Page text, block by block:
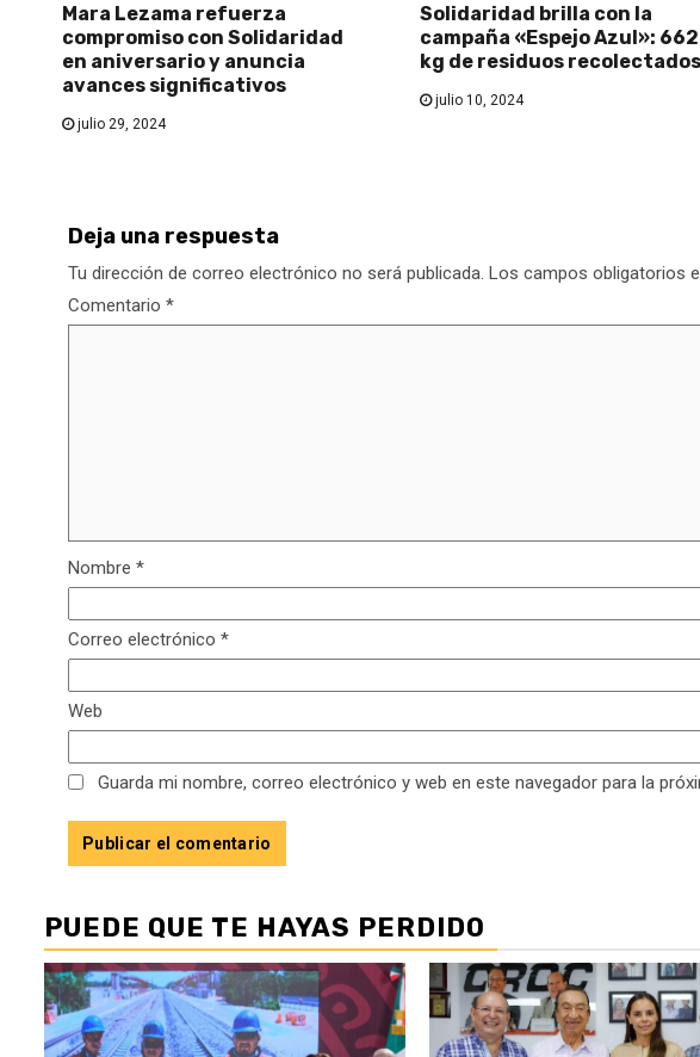
Mara Lezama refuerza
compromiso con Solidaridad
en aniversario y anuncia
avances significativos
julio 29, 2024
Solidaridad brilla con la
campaña «Espejo Azul»: 662
kg de residuos recolectados
julio 10, 2024
Deja una respuesta
Tu dirección de correo electrónico no será publicada. Los campos obligatorios
Comentario *
Nombre *
Correo electrónico *
Web
Guarda mi nombre, correo electrónico y web en este navegador para la
PUEDE QUE TE HAYAS PERDIDO